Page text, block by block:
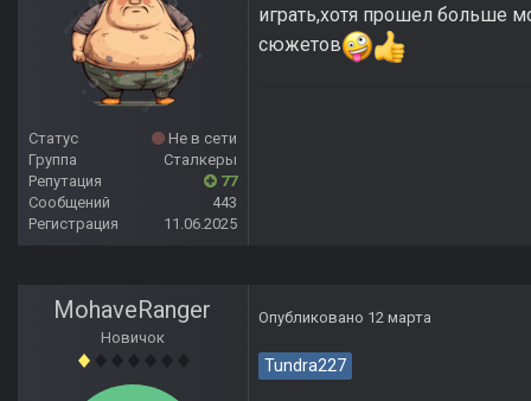
Статус
Не в сети
Группа
Сталкеры
Репутация
77
Сообщений
443
Регистрация
11.06.2025
играть,хотя прошел больше
сюжетов
MohaveRanger
Новичок
Опубликовано 12 марта
Tundra227